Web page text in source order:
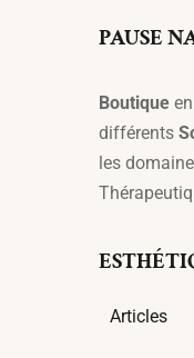
PAUSE
Boutique
différents
les
Articles